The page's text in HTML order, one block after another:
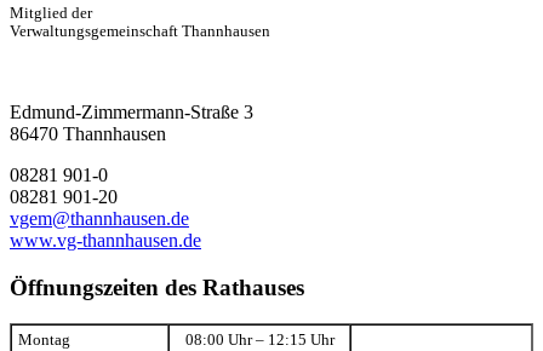
Mitglied der
Verwaltungsgemeinschaft Thannhausen
Edmund-Zimmermann-Straße 3
86470 Thannhausen
08281 901-0
08281 901-20
vgem@thannhausen.de
www.vg-thannhausen.de
Öffnungszeiten des Rathauses
Montag 08:00 Uhr – 12:15 Uhr